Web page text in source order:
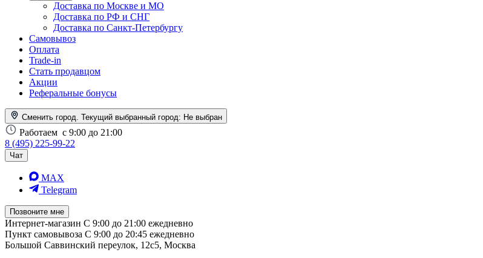
Доставка по Москве и МО
Доставка по РФ и СНГ
Доставка по Санкт-Петербургу
Самовывоз
Оплата
Trade-in
Стать продавцом
Акции
Реферальные бонусы
Сменить город. Текущий выбранный город: Не выбран
Работаем с 9:00 до 21:00
8 (495) 225-99-22
Чат
MAX
Telegram
Позвоните мне
Интернет-магазин С 9:00 до 21:00 ежедневно
Пункт самовывоза С 9:00 до 20:45 ежедневно
Большой Саввинский переулок, 12с5, Москва